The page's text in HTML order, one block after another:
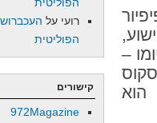
–
הוא
רועי על
הפוליטית
קישורים
972Magazine